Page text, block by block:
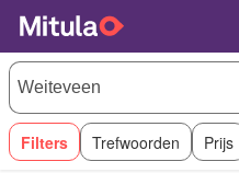
Filters Trefwoorden Prijs